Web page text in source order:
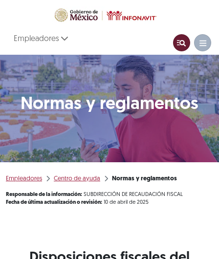
Empleadores
Normas y reglamentos
Empleadores Centro de ayuda Normas y reglamentos
Responsable de la información: SUBDIRECCIÓN DE RECAUDACIÓN FISCAL
Fecha de última actualización o revisión: 10 de abril de 2025